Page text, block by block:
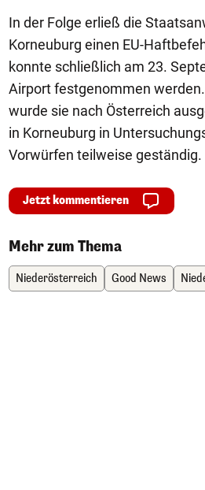
In der Folge erließ die
Korneuburg einen EU-
konnte schließlich am 23.
Airport festgenommen
wurde sie nach Österreich
in Korneuburg in
Vorwürfen teilweise geständig.
Jetzt kommentieren
Mehr zum Thema
Niederösterreich Good News